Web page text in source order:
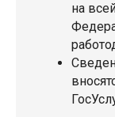
на